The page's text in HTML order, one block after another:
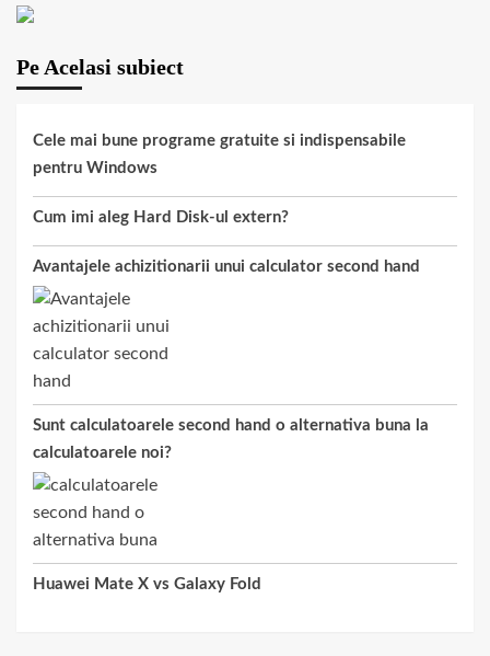
Pe Acelasi subiect
Cele mai bune programe gratuite si indispensabile
pentru Windows
Cum imi aleg Hard Disk-ul extern?
Avantajele achizitionarii unui calculator second hand
Sunt calculatoarele second hand o alternativa buna la
calculatoarele noi?
Huawei Mate X vs Galaxy Fold